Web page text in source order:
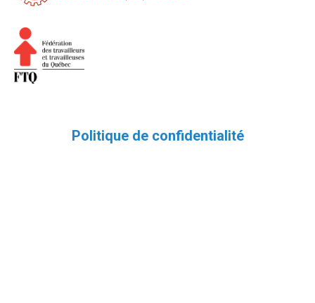
Politique de confidentialité